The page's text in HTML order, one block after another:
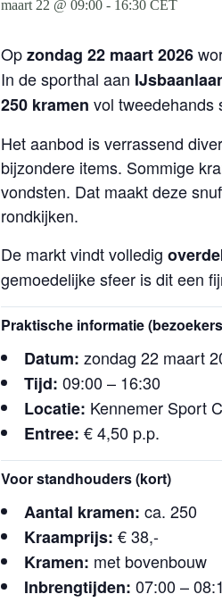
maart 22 @ 09:00 - 16:30 CET
Opzondag 22 maart 2026
In de sporthal aan
250 kramen vol tweedehands
Het aanbod is verrassend
bijzondere items. Sommige
vondsten. Dat maakt deze
rondkijken.
De markt vindt volledig
gemoedelijke sfeer is dit een
Praktische informatie
Datum: zondag 22 maart
Tijd: 09:00 – 16:30
Locatie: Kennemer Sport
Entree: € 4,50 p.p.
Voor standhouders (kort)
Aantal kramen: ca. 250
Kraamprijs: € 38,-
Kramen: met bovenbouw
Inbrengtijden: 07:00 –